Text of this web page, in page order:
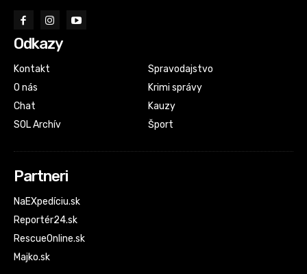
Odkazy
Kontakt
O nás
Chat
SOL Archív
Spravodajstvo
Krimi správy
Kauzy
Šport
Partneri
NaEXpedíciu.sk
Reportér24.sk
RescueOnline.sk
Majko.sk